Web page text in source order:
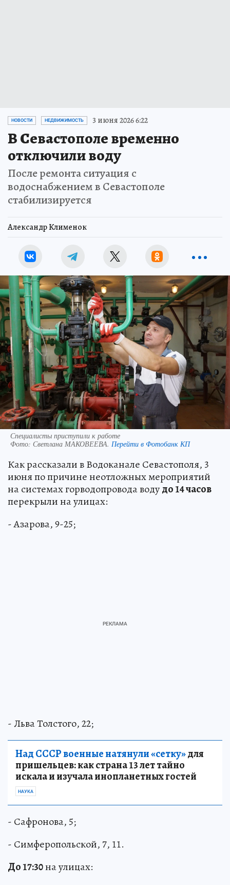
НОВОСТИ НЕДВИЖИМОСТЬ 3 июня 2026 6:22
В Севастополе временно
отключили воду
После ремонта ситуация с
водоснабжением в Севастополе
стабилизируется
Александр Клименок
Специалисты приступили к работе
Фото: Светлана МАКОВЕЕВА. Перейти в Фотобанк КП
Как рассказали в Водоканале Севастополя, 3
июня по причине неотложных мероприятий
на системах горводопровода водудо 14 часов
перекрыли на улицах:
- Азарова, 9-25;
- Льва Толстого, 22;
Над СССР военные натянули «сетку»для
пришельцев: как страна 13 лет тайно
искала и изучала инопланетных гостей
НАУКА
- Сафронова, 5;
- Симферопольской, 7, 11.
До 17:30на улицах: